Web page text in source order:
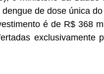
de dose única
é de R$ 368
exclusivamente